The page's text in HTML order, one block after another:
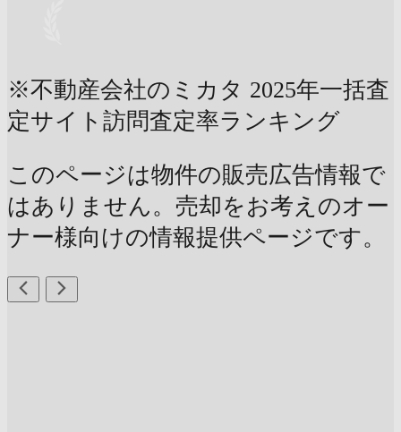
※不動産会社のミカタ 2025年一括査
定サイト訪問査定率ランキング
このページは物件の販売広告情報で
はありません。売却をお考えのオー
ナー様向けの情報提供ページです。